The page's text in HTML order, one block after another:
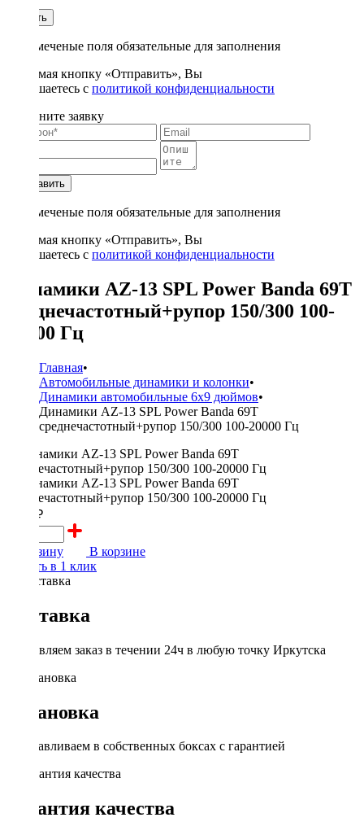
Купить
* - отмеченые поля обязательные для заполнения
Нажимая кнопку «Отправить», Вы
соглашаетесь с политикой конфиденциальности
Заполните заявку
Отправить
* - отмеченые поля обязательные для заполнения
Нажимая кнопку «Отправить», Вы
соглашаетесь с политикой конфиденциальности
Динамики AZ-13 SPL Power Banda 69T
среднечастотный+рупор 150/300 100-
20000 Гц
Главная•
Автомобильные динамики и колонки•
Динамики автомобильные 6x9 дюймов•
Динамики AZ-13 SPL Power Banda 69T
среднечастотный+рупор 150/300 100-20000 Гц
4990 ₽
В корзину
В корзине
Купить в 1 клик
Доставка
Доставляем заказ в течении 24ч в любую точку Иркутска
Установка
Устанавливаем в собственных боксах с гарантией
Гарантия качества